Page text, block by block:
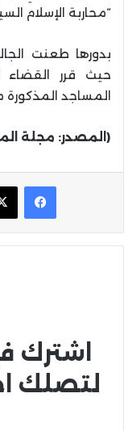
“محاربة الإسلام
بدورها طعنت
حيث قرر القضاء
المساجد المذكورة
(المصدر: مجلة
اشترك
لتصلك